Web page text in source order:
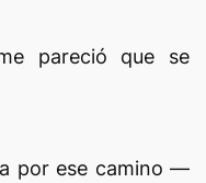
pareció que se
por ese camino —